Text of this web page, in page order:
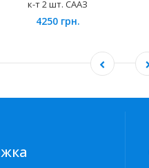
к-т 2 шт. СААЗ
4250 грн.